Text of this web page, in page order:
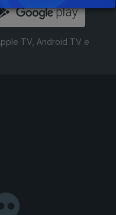
TV, Android TV e